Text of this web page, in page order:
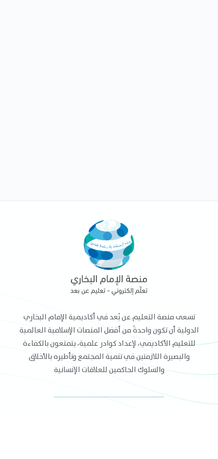
تسعى منصة التعليم عن بُعد في أكاديمية الإمام البخاري
الدولية أن تكون واحدةً من أفضل المنصات الإسلامية العالمية
للتعليم الأكاديمي، لإعداد كوادر علمية، يتمتعون بالكفاءة
والبصيرة اللازمتين في تنمية المجتمع وتأطيره بالأخلاق
والسلوك الحاكمين للعلاقات الإنسانية